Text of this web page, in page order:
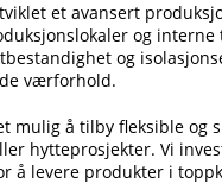
et avansert
og
og
værforhold.
mulig å tilby fleksible og
hytteprosjekter. Vi
å levere produkter i